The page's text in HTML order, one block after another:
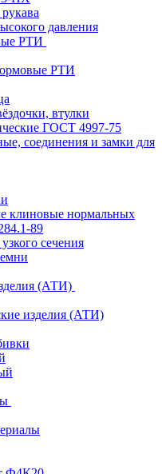
давления
РТИ
РТИ
втулки
ГОСТ 4997-75
соединения и замки для
клиновые нормальных
89
сечения
(АТИ)
изделия (АТИ)